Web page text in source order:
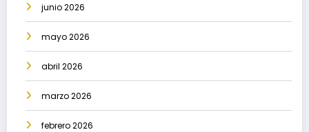
junio 2026
mayo 2026
abril 2026
marzo 2026
febrero 2026